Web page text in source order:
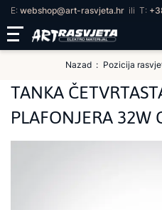
E: webshop@art-rasvjeta.hr ili T:
Nazad Pozicija
TANKA
PLAFONJERA